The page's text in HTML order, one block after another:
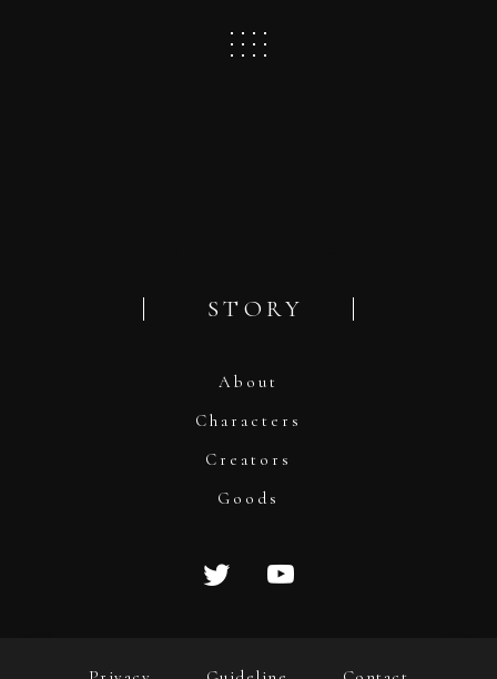
STORY
About
Characters
Creators
Goods